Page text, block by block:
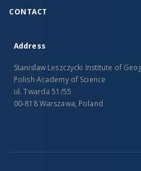
CONTACT
Address
Stanislaw Leszczycki Institute of
Polish Academy of Science
ul. Twarda 51/55
00-818 Warszawa, Poland